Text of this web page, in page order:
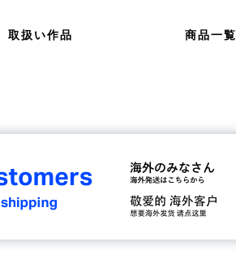
取扱い作品 商品一覧